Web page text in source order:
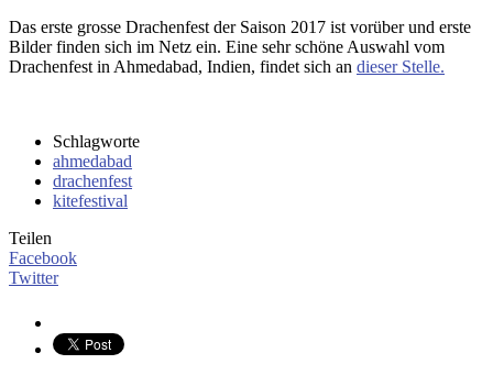
Das erste grosse Drachenfest der Saison 2017 ist vorüber und erste
Bilder finden sich im Netz ein. Eine sehr schöne Auswahl vom
Drachenfest in Ahmedabad, Indien, findet sich an dieser Stelle.
Schlagworte
ahmedabad
drachenfest
kitefestival
Teilen
Facebook
Twitter